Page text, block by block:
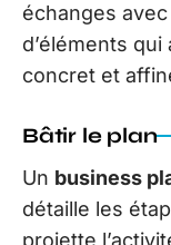
échanges
d’éléments
concret et
Bâtir le plan
Un business
détaille les